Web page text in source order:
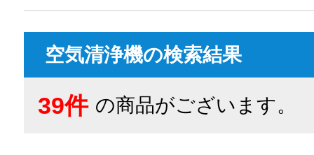
空気清浄機の検索結果
39件 の商品がございます。